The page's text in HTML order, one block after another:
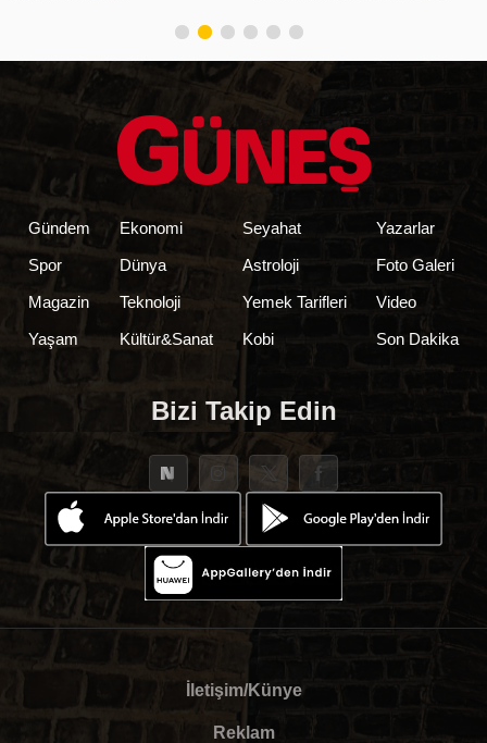
Gündem
Spor
Magazin
Yaşam
Ekonomi
Dünya
Teknoloji
Kültür&Sanat
Seyahat
Astroloji
Yemek Tarifleri
Kobi
Yazarlar
Foto Galeri
Video
Son Dakika
Bizi Takip Edin
İletişim/Künye
Reklam